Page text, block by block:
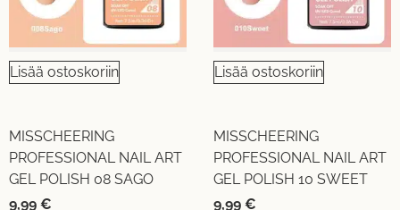
Lisää ostoskoriin
MISSCHEERING
PROFESSIONAL NAIL ART
GEL POLISH 08 SAGO
9,99 €
Lisää ostoskoriin
MISSCHEERING
PROFESSIONAL NAIL ART
GEL POLISH 10 SWEET
9,99 €